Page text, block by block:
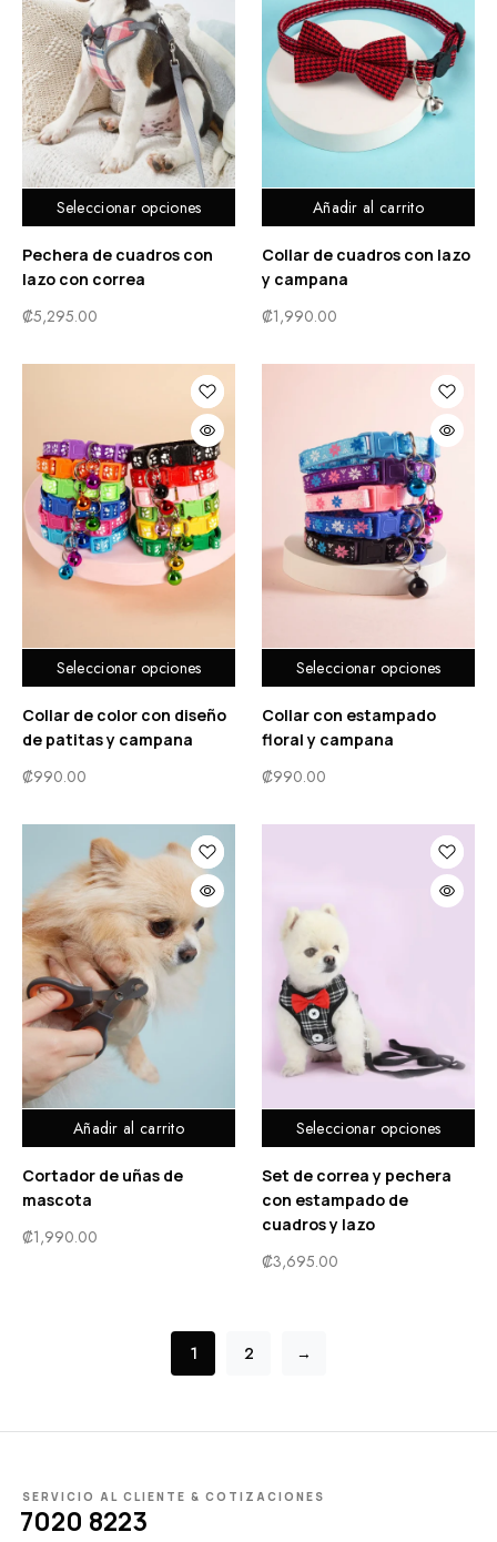
Seleccionar opciones
Pechera de cuadros con
lazo con correa
₡5,295.00
Añadir al carrito
Collar de cuadros con lazo
y campana
₡1,990.00
Seleccionar opciones
Collar de color con diseño
de patitas y campana
₡990.00
Seleccionar opciones
Collar con estampado
floral y campana
₡990.00
Añadir al carrito
Cortador de uñas de
mascota
₡1,990.00
Seleccionar opciones
Set de correa y pechera
con estampado de
cuadros y lazo
₡3,695.00
1 2 →
SERVICIO AL CLIENTE & COTIZACIONES
7020 8223